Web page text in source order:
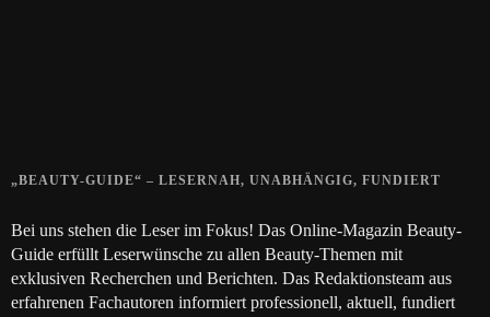
„BEAUTY-GUIDE“ – LESERNAH, UNABHÄNGIG, FUNDIERT
Bei uns stehen die Leser im Fokus! Das Online-Magazin Beauty-
Guide erfüllt Leserwünsche zu allen Beauty-Themen mit
exklusiven Recherchen und Berichten. Das Redaktionsteam aus
erfahrenen Fachautoren informiert professionell, aktuell, fundiert